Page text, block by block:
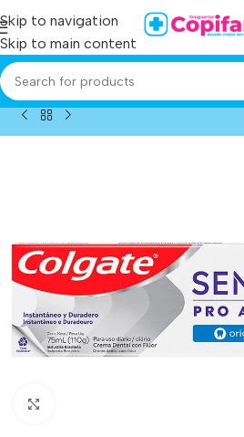
Skip to navigation
Skip to main content
/Producto /crema dent colgate